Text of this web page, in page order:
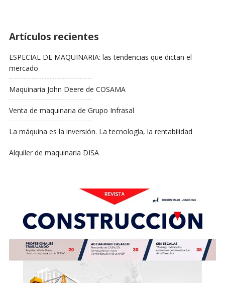
Artículos recientes
ESPECIAL DE MAQUINARIA: las tendencias que dictan el
mercado
Maquinaria John Deere de COSAMA
Venta de maquinaria de Grupo Infrasal
La máquina es la inversión. La tecnología, la rentabilidad
Alquiler de maquinaria DISA